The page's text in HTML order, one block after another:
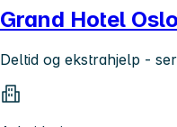
Grand Hotel
Deltid og ekstrahjelp -